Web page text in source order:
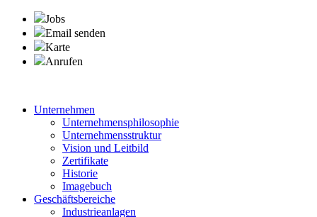
Jobs
Email senden
Karte
Anrufen
Unternehmen
Unternehmensphilosophie
Unternehmensstruktur
Vision und Leitbild
Zertifikate
Historie
Imagebuch
Geschäftsbereiche
Industrieanlagen